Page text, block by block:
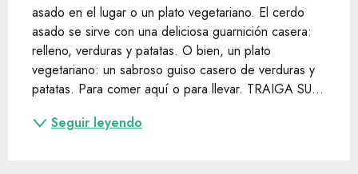
asado en el lugar o un plato vegetariano. El cerdo
asado se sirve con una deliciosa guarnición casera:
relleno, verduras y patatas. O bien, un plato
vegetariano: un sabroso guiso casero de verduras y
patatas. Para comer aquí o para llevar. TRAIGA SU...
Seguir leyendo